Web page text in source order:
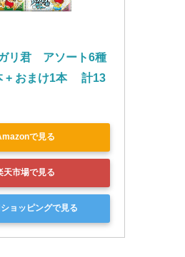
リ君　アソート6種
+ おまけ1本 　計13
で見る
天市場で見る
ョッピングで見る